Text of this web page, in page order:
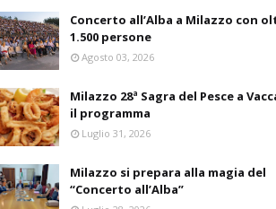
Concerto all’Alba a Milazzo con
1.500 persone
Agosto 03, 2026
Milazzo 28ª Sagra del Pesce a
il programma
Luglio 31, 2026
Milazzo si prepara alla magia del
“Concerto all’Alba”